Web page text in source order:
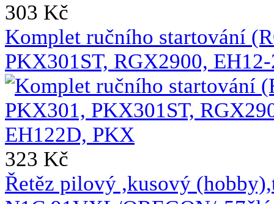
303 Kč
Komplet ručního startování
PKX301ST, RGX2900,
323 Kč
Řetěz pilový ,kusový